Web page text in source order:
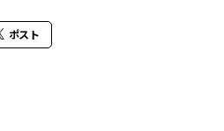
ポスト